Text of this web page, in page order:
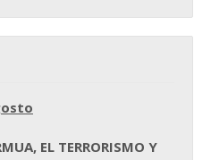
EL TERRORISMO Y